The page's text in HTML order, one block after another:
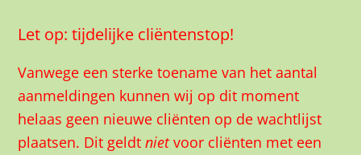
Let op: tijdelijke cliëntenstop!
Vanwege een sterke toename van het aantal
aanmeldingen kunnen wij op dit moment
helaas geen nieuwe cliënten op de wachtlijst
plaatsen. Dit geldt nietvoor cliënten met een